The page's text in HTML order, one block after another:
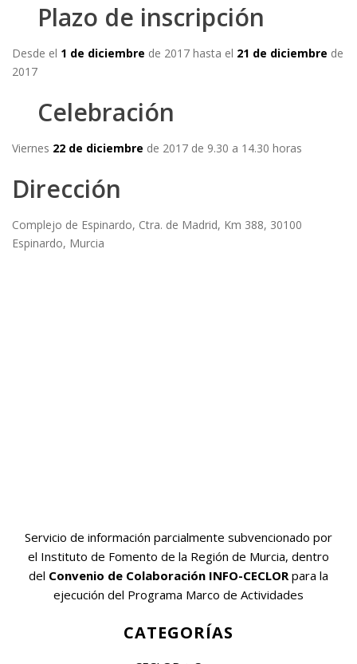
Plazo de inscripción
Desde el 1 de diciembre de 2017 hasta el 21 de diciembre de
2017
Celebración
Viernes 22 de diciembre de 2017 de 9.30 a 14.30 horas
Dirección
Complejo de Espinardo, Ctra. de Madrid, Km 388, 30100
Espinardo, Murcia
Servicio de información parcialmente subvencionado por
el Instituto de Fomento de la Región de Murcia, dentro
del Convenio de Colaboración INFO-CECLOR para la
ejecución del Programa Marco de Actividades
CATEGORÍAS